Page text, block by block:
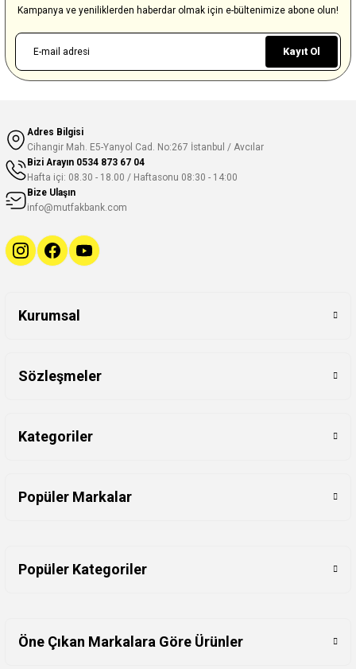
Kampanya ve yeniliklerden haberdar olmak için e-bültenimize abone olun!
Kayıt Ol
Adres Bilgisi
Cihangir Mah. E5-Yanyol Cad. No:267 İstanbul / Avcılar
Bizi Arayın 0534 873 67 04
Hafta içi: 08.30 - 18.00 / Haftasonu 08:30 - 14:00
Bize Ulaşın
info@mutfakbank.com
Kurumsal
Sözleşmeler
Kategoriler
Popüler Markalar
Popüler Kategoriler
Öne Çıkan Markalara Göre Ürünler